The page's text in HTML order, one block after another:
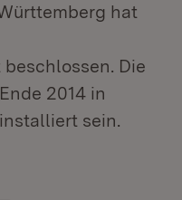
hat
Die
2014 in
sein.